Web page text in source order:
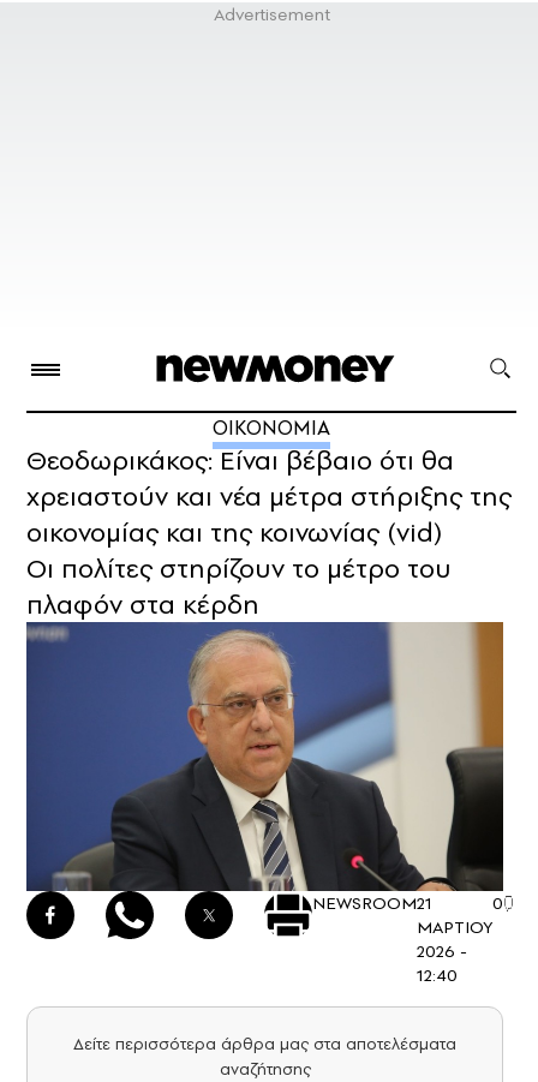
ΟΙΚΟΝΟΜΙΑ
Θεοδωρικάκος: Είναι βέβαιο ότι θα
χρειαστούν και νέα μέτρα στήριξης της
οικονομίας και της κοινωνίας (vid)
Οι πολίτες στηρίζουν το μέτρο του
πλαφόν στα κέρδη
NEWSROOM21
ΜΑΡΤΙΟΥ
2026 -
12:40
0
Δείτε περισσότερα άρθρα μας στα αποτελέσματα
αναζήτησης